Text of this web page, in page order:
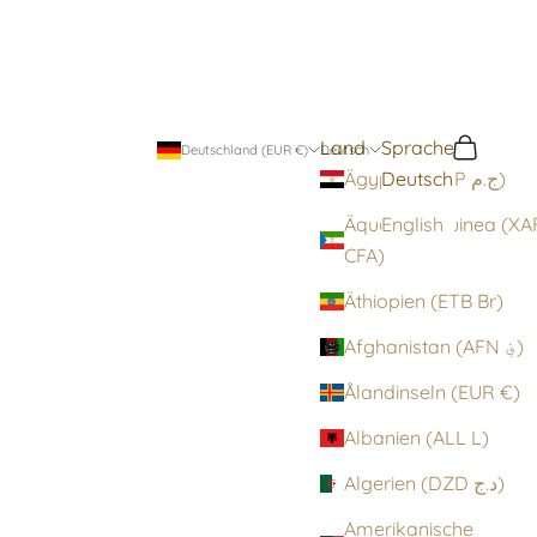
Deutschland (EUR €)
Land
Ägypten (EGP ج.م)
Äquatorialguinea
CFA)
Äthiopien (ETB Br)
Afghanistan (AFN ؋)
Ålandinseln (EUR €)
Albanien (ALL L)
Algerien (DZD د.ج)
Amerikanische
Deutsch
Sprache
Deutsch
English
Suchen